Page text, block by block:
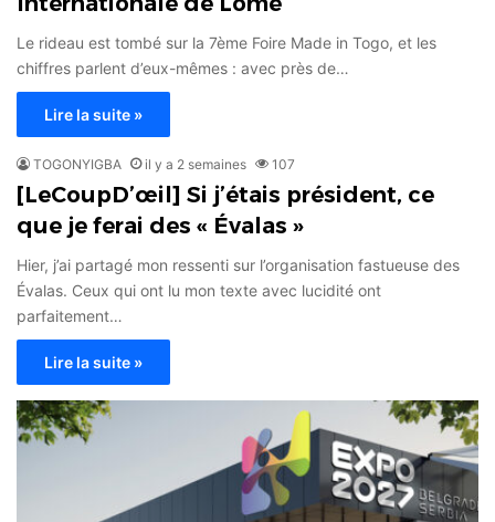
Le rideau est tombé sur la 7ème Foire Made in Togo, et les
chiffres parlent d’eux-mêmes : avec près de…
Lire la suite »
TOGONYIGBA il y a 2 semaines 107
[LeCoupD’œil] Si j’étais président, ce
que je ferai des « Évalas »
Hier, j’ai partagé mon ressenti sur l’organisation fastueuse des
Évalas. Ceux qui ont lu mon texte avec lucidité ont
parfaitement…
Lire la suite »